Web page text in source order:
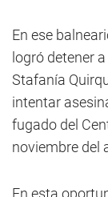
En ese
logró detener
Stafanía
intentar
fugado del
noviembre del
En esta